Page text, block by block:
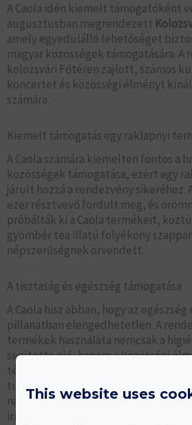
A Caola idén kiemelt támogatóként
augusztusban megrendezett
amely egyedülálló lehetőséget
magyar közösségek támogatására. A
kolozsvári Főtéren zajlott, számos
koncertet és közösségi élményt
számára.
Kiemelt támogatás egy raklapnyi
A Caola számára kiemelten fontos a
közösségek támogatása, ezért egy
járult hozzá a rendezvény sikeréhez.
ezer résztvevő fordult meg, és
próbálták ki a Caola termékeit,
gyömbér tea illatú folyékony
népszerűségnek örvendett.
A tisztaság és egészség támogatása
A Caola hisz abban, hogy az
pillanatban elengedhetetlen. A
termékek használata nemcsak a
segítette elő, hanem a közösségi
tételét is. A Caola termékei közül a
tusfürdők is népszerűek voltak a
nagyra értékelték a márka
iránt.
This website uses